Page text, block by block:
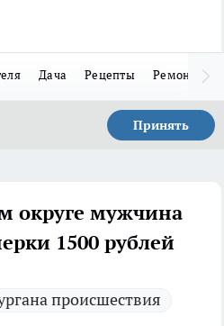
Дача Рецепты Ремонт
Принять
округе мужчина
1500 рублей
происшествия